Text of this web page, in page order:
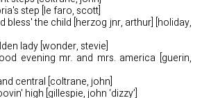
step [le faro, scott]
bless' the child [herzog jnr, arthur] [holiday,
lady [wonder, stevie]
evening mr. and mrs. america [guerin,
central [coltrane, john]
high [gillespie, john ‘dizzy’]